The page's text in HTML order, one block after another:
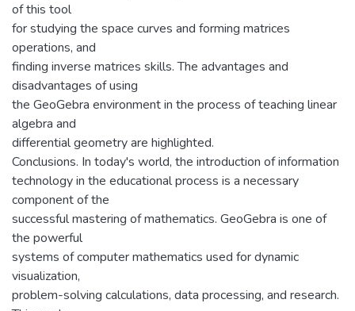
of this tool
for studying the space curves and forming matrices
operations, and
finding inverse matrices skills. The advantages and
disadvantages of using
the GeoGebra environment in the process of teaching linear
algebra and
differential geometry are highlighted.
Conclusions. In today's world, the introduction of information
technology in the educational process is a necessary
component of the
successful mastering of mathematics. GeoGebra is one of
the powerful
systems of computer mathematics used for dynamic
visualization,
problem-solving calculations, data processing, and research.